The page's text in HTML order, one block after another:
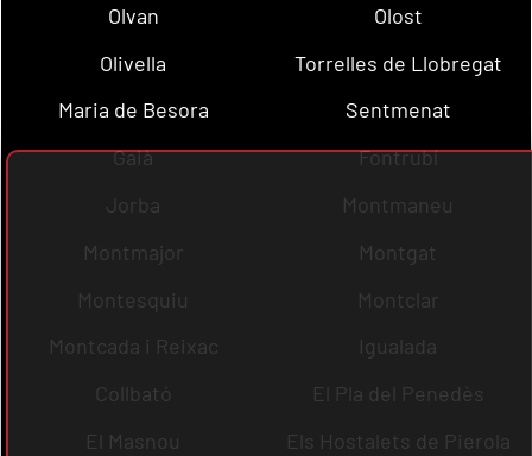
Olvan
Olost
Olivella
Torrelles de Llobregat
Maria de Besora
Sentmenat
Gaià
Fontrubí
Jorba
Montmaneu
Montmajor
Montgat
Montesquiu
Montclar
Montcada i Reixac
Igualada
Collbató
El Pla del Penedès
El Masnou
Els Hostalets de Pierola